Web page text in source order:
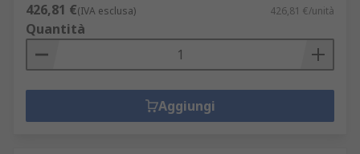
426,81 €(IVA esclusa) 426,81 €/unità
Quantità
Aggiungi